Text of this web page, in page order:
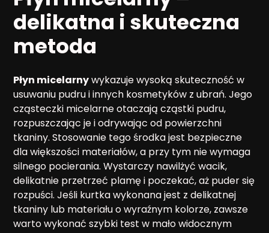
delikatna i skuteczna
metoda
Płyn micelarnywykazuje wysoką skuteczność w
usuwaniu pudru i innych kosmetyków z ubrań. Jego
cząsteczki micelarne otaczają cząstki pudru,
rozpuszczając je i odrywając od powierzchni
tkaniny. Stosowanie tego środka jest bezpieczne
dla większości materiałów, a przy tym nie wymaga
silnego pocierania. Wystarczy nawilżyć wacik,
delikatnie przetrzeć plamę i poczekać, aż puder się
rozpuści. Jeśli kurtka wykonana jest z delikatnej
tkaniny lub materiału o wyraźnym kolorze, zawsze
warto wykonać szybki test w mało widocznym